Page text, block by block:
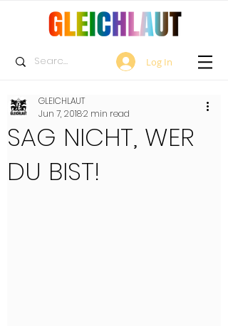
Log In
SAG NICHT, WER
DU BIST!
GLEICHLAUT
Jun 7, 20182 min read